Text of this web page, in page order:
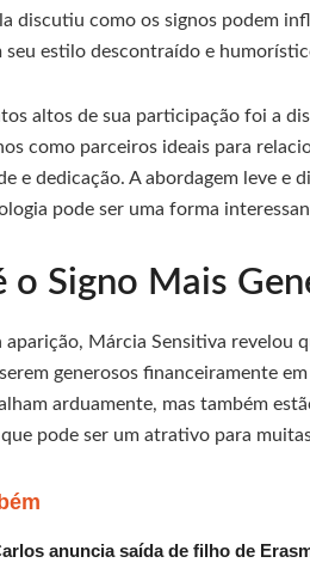
discutiu como os signos podem
seu estilo descontraído e
altos de sua participação foi a
como parceiros ideais para
e dedicação. A abordagem leve e
pode ser uma forma
o Signo Mais
aparição, Márcia Sensitiva revelou
generosos financeiramente
arduamente, mas também
pode ser um atrativo para
anuncia saída de filho de